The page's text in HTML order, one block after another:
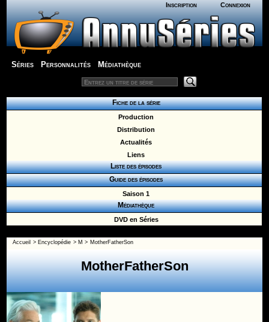
Inscription Connexion
Séries Personnalités Médiathèque
Fiche de la série
Production
Distribution
Actualités
Liens
Liste des épisodes
Guide des épisodes
Saison 1
Médiathèque
DVD en Séries
Accueil > Encyclopédie > M > MotherFatherSon
MotherFatherSon